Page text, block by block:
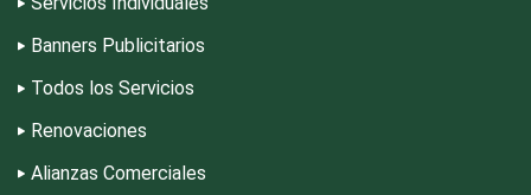
Estanterías
Estéticas
Estudios de Grabación
Banners Publicitarios
Todos los Servicios
Renovaciones
Alianzas Comerciales